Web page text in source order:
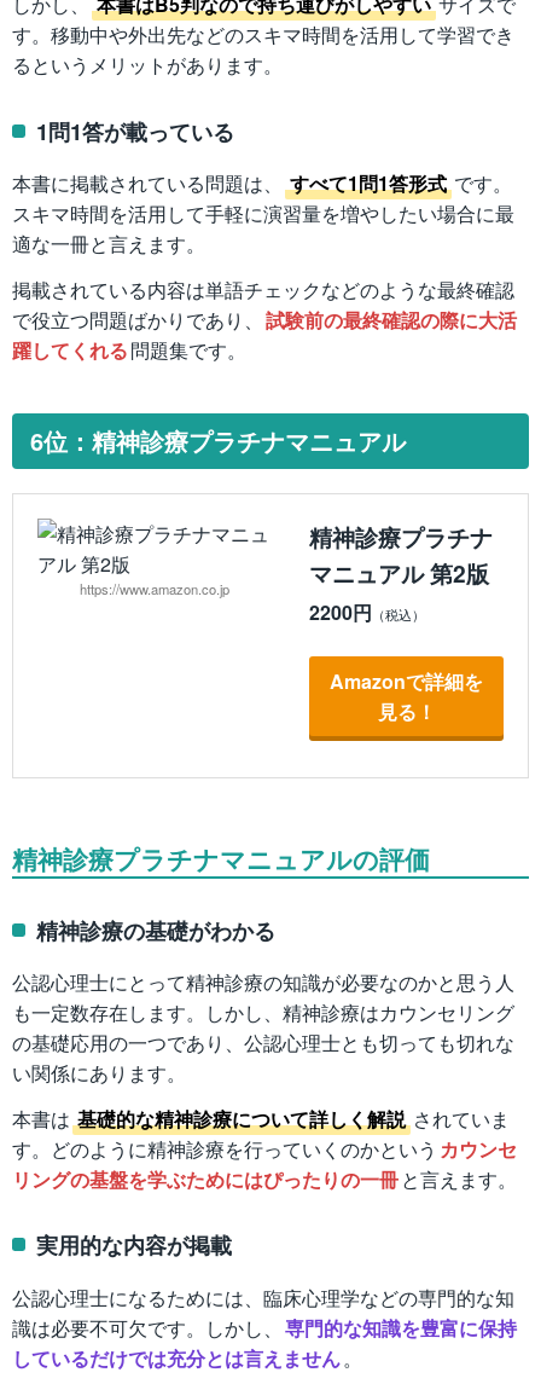
す。移動中や外出先などのスキマ時間を活用して学習でき
るというメリットがあります。
1問1答が載っている
本書に掲載されている問題は、 すべて1問1答形式 です。
スキマ時間を活用して手軽に演習量を増やしたい場合に最
適な一冊と言えます。
掲載されている内容は単語チェックなどのような最終確認
で役立つ問題ばかりであり、 試験前の最終確認の際に大活
躍してくれる問題集です。
6位：精神診療プラチナマニュアル
https://www.amazon.co.jp
精神診療プラチナ
マニュアル 第2版
2200円
Amazonで詳細を
見る！
精神診療プラチナマニュアルの評価
精神診療の基礎がわかる
公認心理士にとって精神診療の知識が必要なのかと思う人
も一定数存在します。しかし、精神診療はカウンセリング
の基礎応用の一つであり、公認心理士とも切っても切れな
い関係にあります。
本書は 基礎的な精神診療について詳しく解説 されていま
す。どのように精神診療を行っていくのかという カウンセ
リングの基盤を学ぶためにはぴったりの一冊と言えます。
実用的な内容が掲載
公認心理士になるためには、臨床心理学などの専門的な知
識は必要不可欠です。しかし、 専門的な知識を豊富に保持
しているだけでは充分とは言えません。